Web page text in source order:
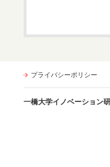
プライバシーポリシー
一橋大学イノベーショ